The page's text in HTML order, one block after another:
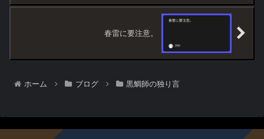
春雷に要注意。
ホーム ブログ 黒鯛師の独り言